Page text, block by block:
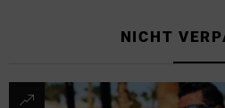
NICHT